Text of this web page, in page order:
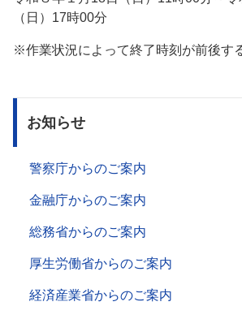
（日）17時00分
※作業状況によって終了時刻が前後す
お知らせ
警察庁からのご案内
金融庁からのご案内
総務省からのご案内
厚生労働省からのご案内
経済産業省からのご案内